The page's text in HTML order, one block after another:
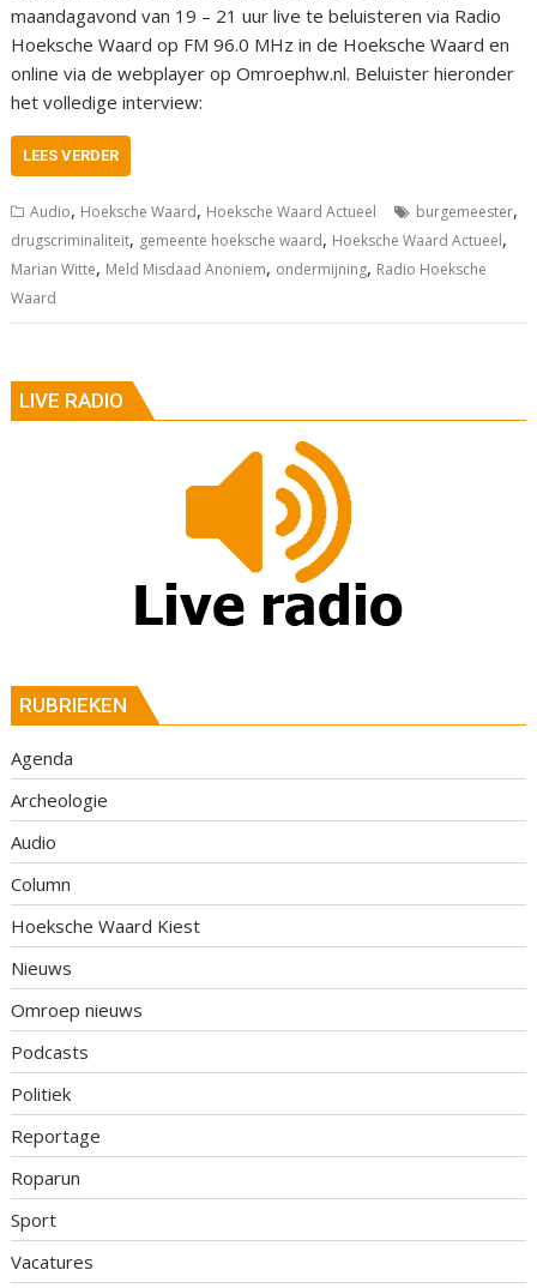
maandagavond van 19 – 21 uur live te beluisteren via Radio
Hoeksche Waard op FM 96.0 MHz in de Hoeksche Waard en
online via de webplayer op Omroephw.nl. Beluister hieronder
het volledige interview:
LEES VERDER
Audio, Hoeksche Waard, Hoeksche Waard Actueel burgemeester,
drugscriminaliteit, gemeente hoeksche waard, Hoeksche Waard Actueel,
Marian Witte, Meld Misdaad Anoniem, ondermijning, Radio Hoeksche
Waard
LIVE RADIO
RUBRIEKEN
Agenda
Archeologie
Audio
Column
Hoeksche Waard Kiest
Nieuws
Omroep nieuws
Podcasts
Politiek
Reportage
Roparun
Sport
Vacatures